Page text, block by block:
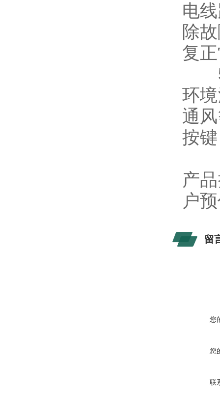
电
除
复
5)
环
通
按
产
户
留
您
您
联